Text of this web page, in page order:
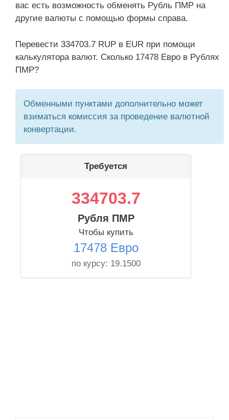
вас есть возможность обменять Рубль ПМР на
другие валюты с помощью формы справа.
Перевести 334703.7 RUP в EUR при помощи
калькулятора валют. Сколько 17478 Евро в Рублях
ПМР?
Обменными пунктами дополнительно может
взиматься комиссия за проведение валютной
конвертации.
Требуется
334703.7
Рубля ПМР
Чтобы купить
17478 Евро
по курсу: 19.1500